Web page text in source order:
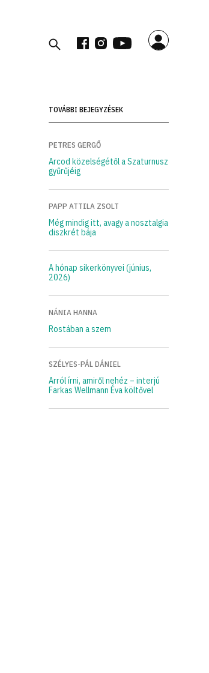
TOVÁBBI BEJEGYZÉSEK
PETRES GERGŐ
Arcod közelségétől a Szaturnusz
gyűrűjéig
PAPP ATTILA ZSOLT
Még mindig itt, avagy a nosztalgia
diszkrét bája
A hónap sikerkönyvei (június,
2026)
NÁNIA HANNA
Rostában a szem
SZÉLYES-PÁL DÁNIEL
Arról írni, amiről nehéz – interjú
Farkas Wellmann Éva költővel